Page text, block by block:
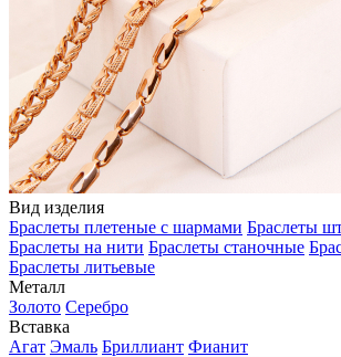
Вид изделия
Браслеты плетеные с шармами Браслеты
Браслеты на нити Браслеты станочные
Браслеты литьевые
Металл
Золото Серебро
Вставка
Агат Эмаль Бриллиант Фианит